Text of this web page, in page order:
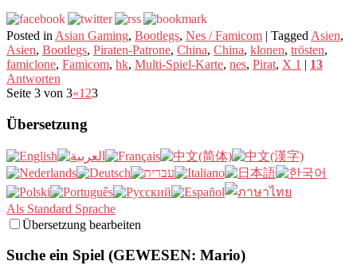
Posted in Asian Gaming, Bootlegs, Nes / Famicom | Tagged Asien,
Asien, Bootlegs, Piraten-Patrone, China, China, klonen, trösten,
famiclone, Famicom, hk, Multi-Spiel-Karte, nes, Pirat, X 1 | 13
Antworten
Seite 3 von 3«1 23
Übersetzung
Als Standard Sprache
Übersetzung bearbeiten
Suche ein Spiel (GEWESEN: Mario)